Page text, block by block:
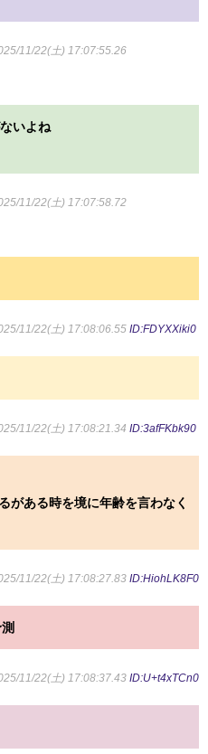
11/22(土) 17:07:55.26
いよね
11/22(土) 17:07:58.72
11/22(土) 17:08:06.55 ID:FDYXXiki0
11/22(土) 17:08:21.34 ID:3afFKbk90
がある時を境に年齢を言わなく
11/22(土) 17:08:27.83 ID:HiohLK8F0
11/22(土) 17:08:37.43 ID:U+t4xTCn0